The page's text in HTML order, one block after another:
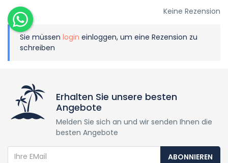
Keine Rezension
Sie müssen login einloggen, um eine Rezension zu
schreiben
Erhalten Sie unsere besten
Angebote
Melden Sie sich an und wir senden Ihnen die
besten Angebote
ABONNIEREN